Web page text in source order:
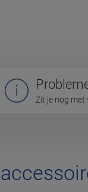
Zit je nog